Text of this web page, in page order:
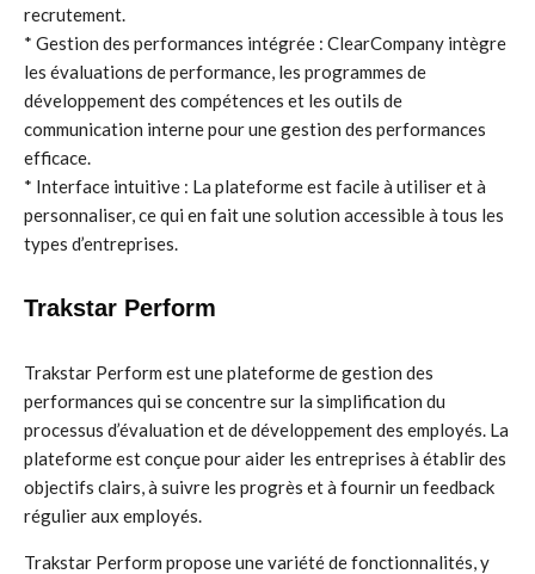
recrutement.
* Gestion des performances intégrée : ClearCompany intègre
les évaluations de performance, les programmes de
développement des compétences et les outils de
communication interne pour une gestion des performances
efficace.
* Interface intuitive : La plateforme est facile à utiliser et à
personnaliser, ce qui en fait une solution accessible à tous les
types d’entreprises.
Trakstar Perform
Trakstar Perform est une plateforme de gestion des
performances qui se concentre sur la simplification du
processus d’évaluation et de développement des employés. La
plateforme est conçue pour aider les entreprises à établir des
objectifs clairs, à suivre les progrès et à fournir un feedback
régulier aux employés.
Trakstar Perform propose une variété de fonctionnalités, y